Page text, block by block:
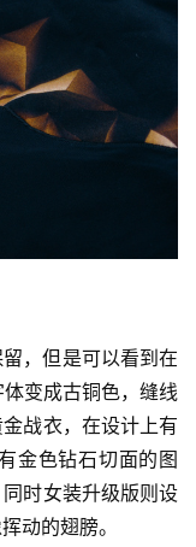
变成古铜色，缝线
战衣，在设计上有
金色钻石切面的图
时女装升级版则设
动的翅膀。